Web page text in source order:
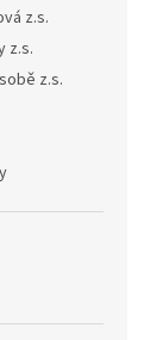
z.s.
z.s.
z.s.